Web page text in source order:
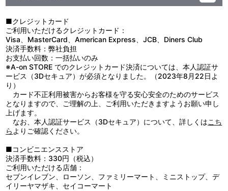
●高温多湿、直射日光の当たる場所での保管はお避けください。
●商品に記載の取扱方法をよく読み、正しくご使用ください。
■クレジットカード
ご利用いただけるクレジットカード：
Visa、MasterCard、American Express、JCB、Diners Club
決済手数料：弊社負担
お支払い回数：一括払いのみ
※A-on STORE でのクレジットカード決済については、本人認証サ
ービス（3Dセキュア）が必須となりました。（2023年8月22日よ
り）
カード不正利用被害からお客様を守る安心安全のためのサービス
となりますので、ご理解の上、ご利用いただきますようお願い申し
上げます。
なお、本人認証サービス（3Dセキュア）について、詳しくはこち
ら よりご確認ください。
■コンビニエンスストア
決済手数料：330円（税込）
ご利用いただける店舗：
セブンイレブン、ローソン、ファミリーマート、ミニストップ、デ
イリーヤマザキ、セイコーマート